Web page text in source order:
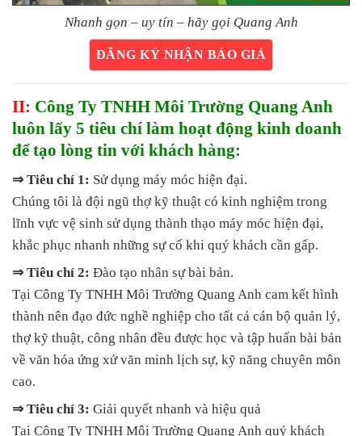
Nhanh gọn – uy tín – hãy gọi Quang Anh
ĐĂNG KÝ NHẬN BÁO GIÁ
II: Công Ty TNHH Môi Trường Quang Anh
luôn lấy 5 tiêu chí làm hoạt động kinh doanh
để tạo lòng tin với khách hàng:
⇒ Tiêu chí 1: Sử dụng máy móc hiện đại.
Chúng tôi là đội ngũ thợ kỹ thuật có kinh nghiệm trong
lĩnh vực vệ sinh sử dụng thành thạo máy móc hiện đại,
khắc phục nhanh những sự cố khi quý khách cần gấp.
⇒ Tiêu chí 2: Đào tạo nhân sự bài bản.
Tại Công Ty TNHH Môi Trường Quang Anh cam kết hình
thành nên đạo đức nghề nghiệp cho tất cả cán bộ quản lý,
thợ kỹ thuật, công nhân đều được học và tập huấn bài bản
về văn hóa ứng xử văn minh lịch sự, kỹ năng chuyên môn
cao.
⇒ Tiêu chí 3: Giải quyết nhanh và hiệu quả
Tại Công Ty TNHH Môi Trường Quang Anh quý khách